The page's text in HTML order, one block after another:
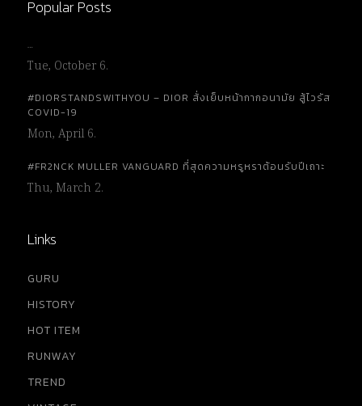
Popular Posts
…
Tue, October 6.
#DIORSTANDSWITHYOU – DIOR สั่งเย็บหน้ากากอนามัย สู้ไวรัส
COVID-19
Mon, April 6.
#FR2NCK MULLER VANGUARD ที่สุดความหรูหราต้อนรับปีเถาะ
Thu, March 2.
Links
GURU
HISTORY
HOT ITEM
RUNWAY
TREND